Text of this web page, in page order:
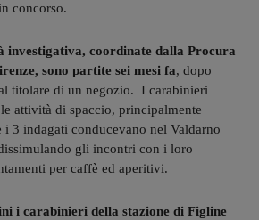
concorso.
investigativa, coordinate dalla Procura
sono partite sei mesi fa, dopo
titolare di un negozio. I carabinieri
attività di spaccio, principalmente
i 3 indagati conducevano nel Valdarno
gli incontri con i loro
per caffè ed aperitivi.
i carabinieri della stazione di Figline